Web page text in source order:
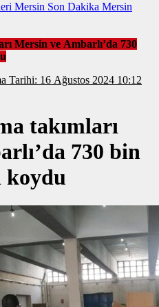
Mersin Son Dakika Mersin
Mersin ve Ambarlı’da 730
Yayınlanma Tarihi: 16 Ağustos 2024 10:12
takımları
730 bin
koydu